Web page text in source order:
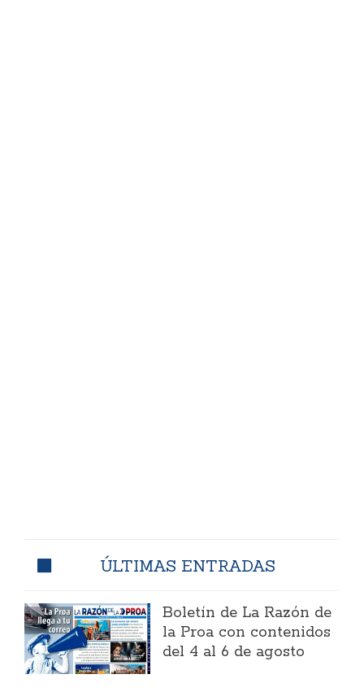
ÚLTIMAS ENTRADAS
Boletín de La Razón de
la Proa con contenidos
del 4 al 6 de agosto